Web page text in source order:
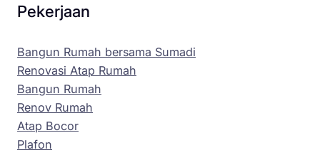
Pekerjaan
Bangun Rumah bersama Sumadi
Renovasi Atap Rumah
Bangun Rumah
Renov Rumah
Atap Bocor
Plafon